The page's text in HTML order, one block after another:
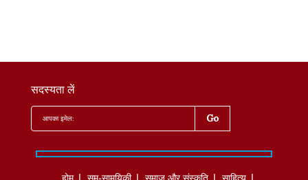
सदस्यता लें